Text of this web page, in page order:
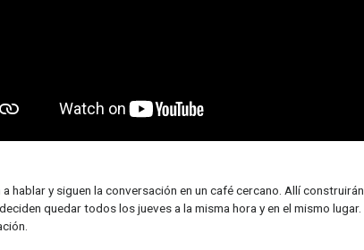
hablar y siguen la conversación en un café cercano. Allí
quedar todos los jueves a la misma hora y en el mismo